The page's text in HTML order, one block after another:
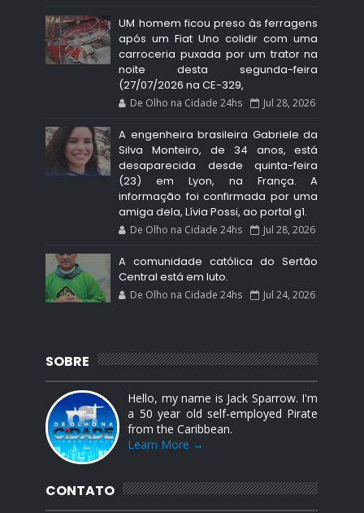
UM homem ficou preso às ferragens
após um Fiat Uno colidir com uma
carroceria puxada por um trator na
noite desta segunda-feira
(27/07/2026 na CE-329,
De Olho na Cidade 24hs Jul 28, 2026
A engenheira brasileira Gabriele da
Silva Monteiro, de 34 anos, está
desaparecida desde quinta-feira
(23) em Lyon, na França. A
informação foi confirmada por uma
amiga dela, Lívia Possi, ao portal g1.
De Olho na Cidade 24hs Jul 28, 2026
A comunidade católica do Sertão
Central está em luto.
De Olho na Cidade 24hs Jul 24, 2026
SOBRE
Hello, my name is Jack Sparrow. I'm
a 50 year old self-employed Pirate
from the Caribbean.
Learn More →
CONTATO